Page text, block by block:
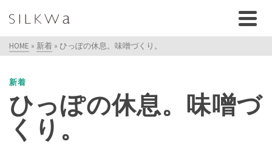
HOME » 新着 » ひっぽの休息。味噌づくり。
新着
ひっぽの休息。味噌づ
くり。